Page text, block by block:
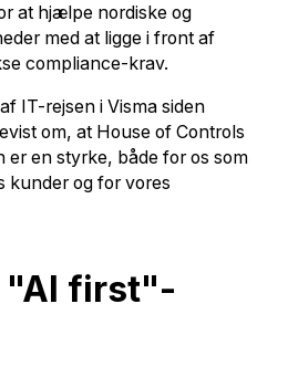
at hjælpe nordiske og
med at ligge i front af
compliance-krav.
IT-rejsen i Visma siden
om, at House of Controls
er en styrke, både for os som
kunder og for vores
"AI first"-